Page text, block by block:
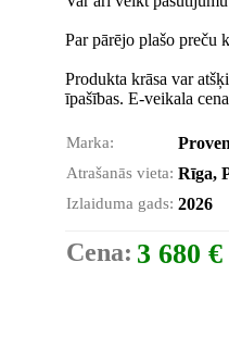
Par pārējo plašo preču
Produkta krāsa var
īpašības. E-veikala
Marka:
Atrašanās vieta: Rīga,
Izlaiduma gads: 2026
Cena: 3 680 €